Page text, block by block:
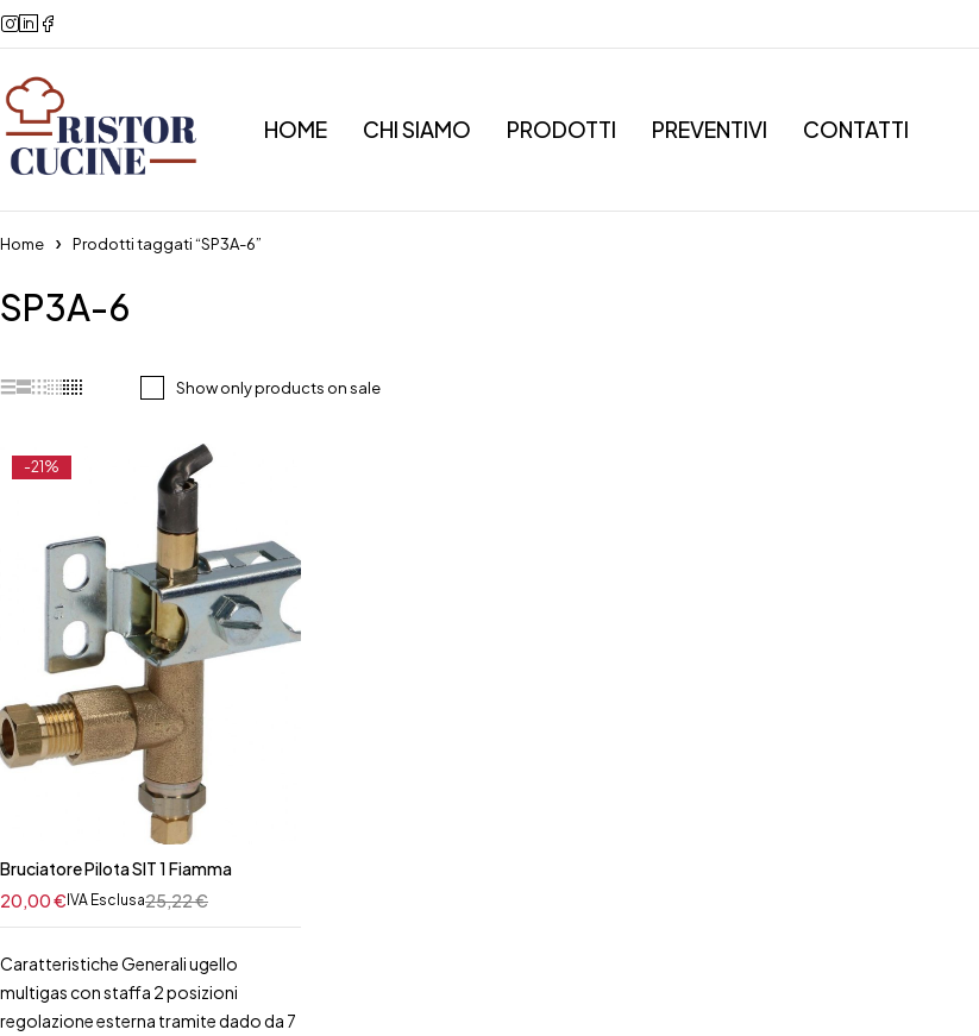
HOME CHI SIAMO PRODOTTI PREVENTIVI CONTATTI
Home Prodotti taggati “SP3A-6”
SP3A-6
Show only products on sale
-21%
Bruciatore Pilota SIT 1 Fiamma
25,22€
20,00€IVA Esclusa
Caratteristiche Generali ugello
multigas con staffa 2 posizioni
regolazione esterna tramite dado da 7